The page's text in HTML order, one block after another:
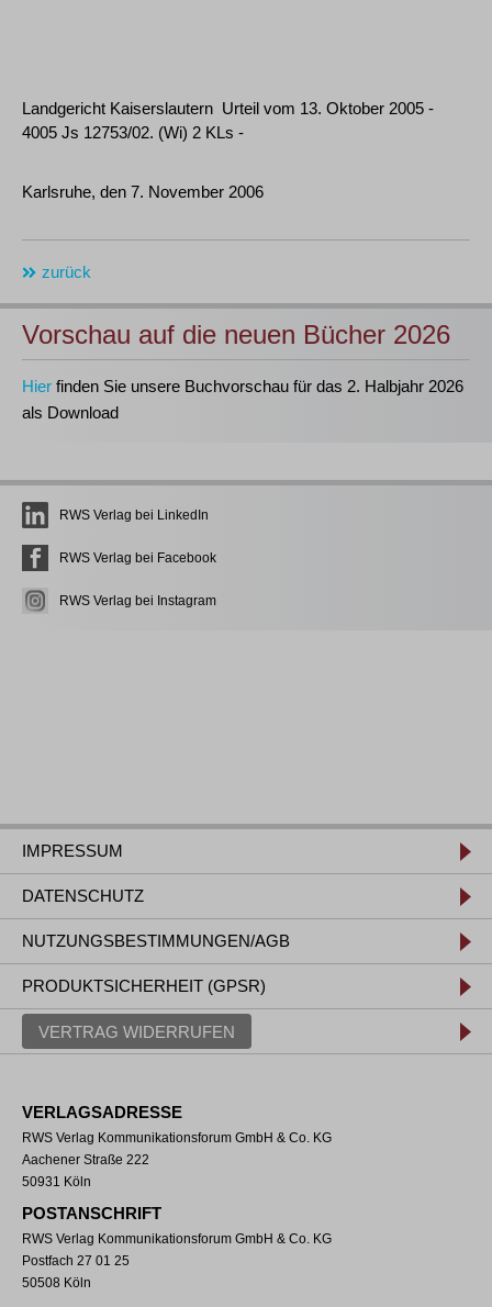
Landgericht Kaiserslautern  Urteil vom 13. Oktober 2005 -
4005 Js 12753/02. (Wi) 2 KLs -
Karlsruhe, den 7. November 2006
zurück
Vorschau auf die neuen Bücher 2026
Hier finden Sie unsere Buchvorschau für das 2. Halbjahr 2026
als Download
RWS Verlag bei LinkedIn
RWS Verlag bei Facebook
RWS Verlag bei Instagram
IMPRESSUM
DATENSCHUTZ
NUTZUNGSBESTIMMUNGEN/AGB
PRODUKTSICHERHEIT (GPSR)
VERTRAG WIDERRUFEN
VERLAGSADRESSE
RWS Verlag Kommunikationsforum GmbH & Co. KG
Aachener Straße 222
50931 Köln
POSTANSCHRIFT
RWS Verlag Kommunikationsforum GmbH & Co. KG
Postfach 27 01 25
50508 Köln